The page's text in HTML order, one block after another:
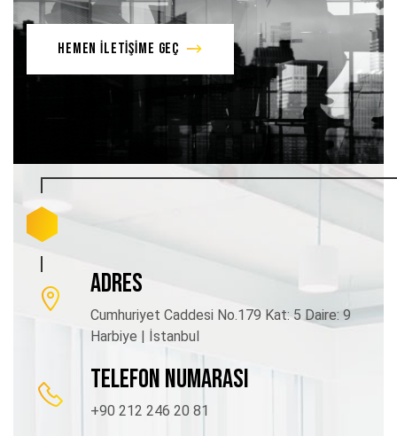
HEMEN İLETİŞİME GEÇ
ADRES
Cumhuriyet Caddesi No.179 Kat: 5 Daire: 9
Harbiye | İstanbul
TELEFON NUMARASI
+90 212 246 20 81